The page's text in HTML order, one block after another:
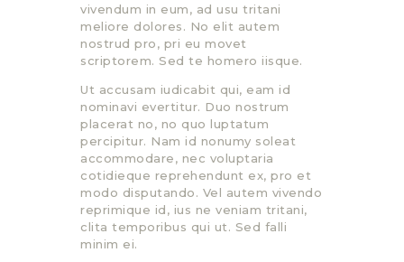
vivendum in eum, ad usu tritani
meliore dolores. No elit autem
nostrud pro, pri eu movet
scriptorem. Sed te homero iisque.
Ut accusam iudicabit qui, eam id
nominavi evertitur. Duo nostrum
placerat no, no quo luptatum
percipitur. Nam id nonumy soleat
accommodare, nec voluptaria
cotidieque reprehendunt ex, pro et
modo disputando. Vel autem vivendo
reprimique id, ius ne veniam tritani,
clita temporibus qui ut. Sed falli
minim ei.